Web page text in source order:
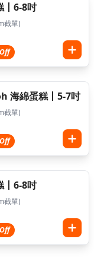
丨6-8吋
截單)
海綿蛋糕丨5-7吋
截單)
丨6-8吋
截單)